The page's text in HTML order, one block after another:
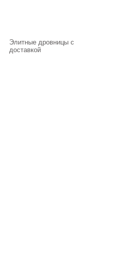
Элитные дровницы с
доставкой